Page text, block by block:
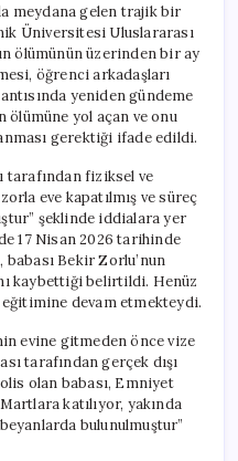
Talep:
Sorumlular
Hesap
Vermeli
meydana gelen trajik bir
Üniversitesi Uluslararası
ölümünün üzerinden bir ay
öğrenci arkadaşları
yeniden gündeme
ölümüne yol açan ve onu
gerektiği ifade edildi.
tarafından fiziksel ve
eve kapatılmış ve süreç
şeklinde iddialara yer
17 Nisan 2026 tarihinde
babası Bekir Zorlu’nun
kaybettiği belirtildi. Henüz
devam etmekteydi.
evine gitmeden önce vize
tarafından gerçek dışı
olan babası, Emniyet
katılıyor, yakında
bulunulmuştur”